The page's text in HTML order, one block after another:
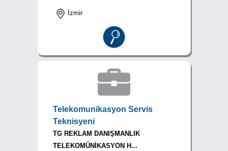
İzmir
Telekomunikasyon Servis
Teknisyeni
TG REKLAM DANIŞMANLIK
TELEKOMÜNİKASYON H...